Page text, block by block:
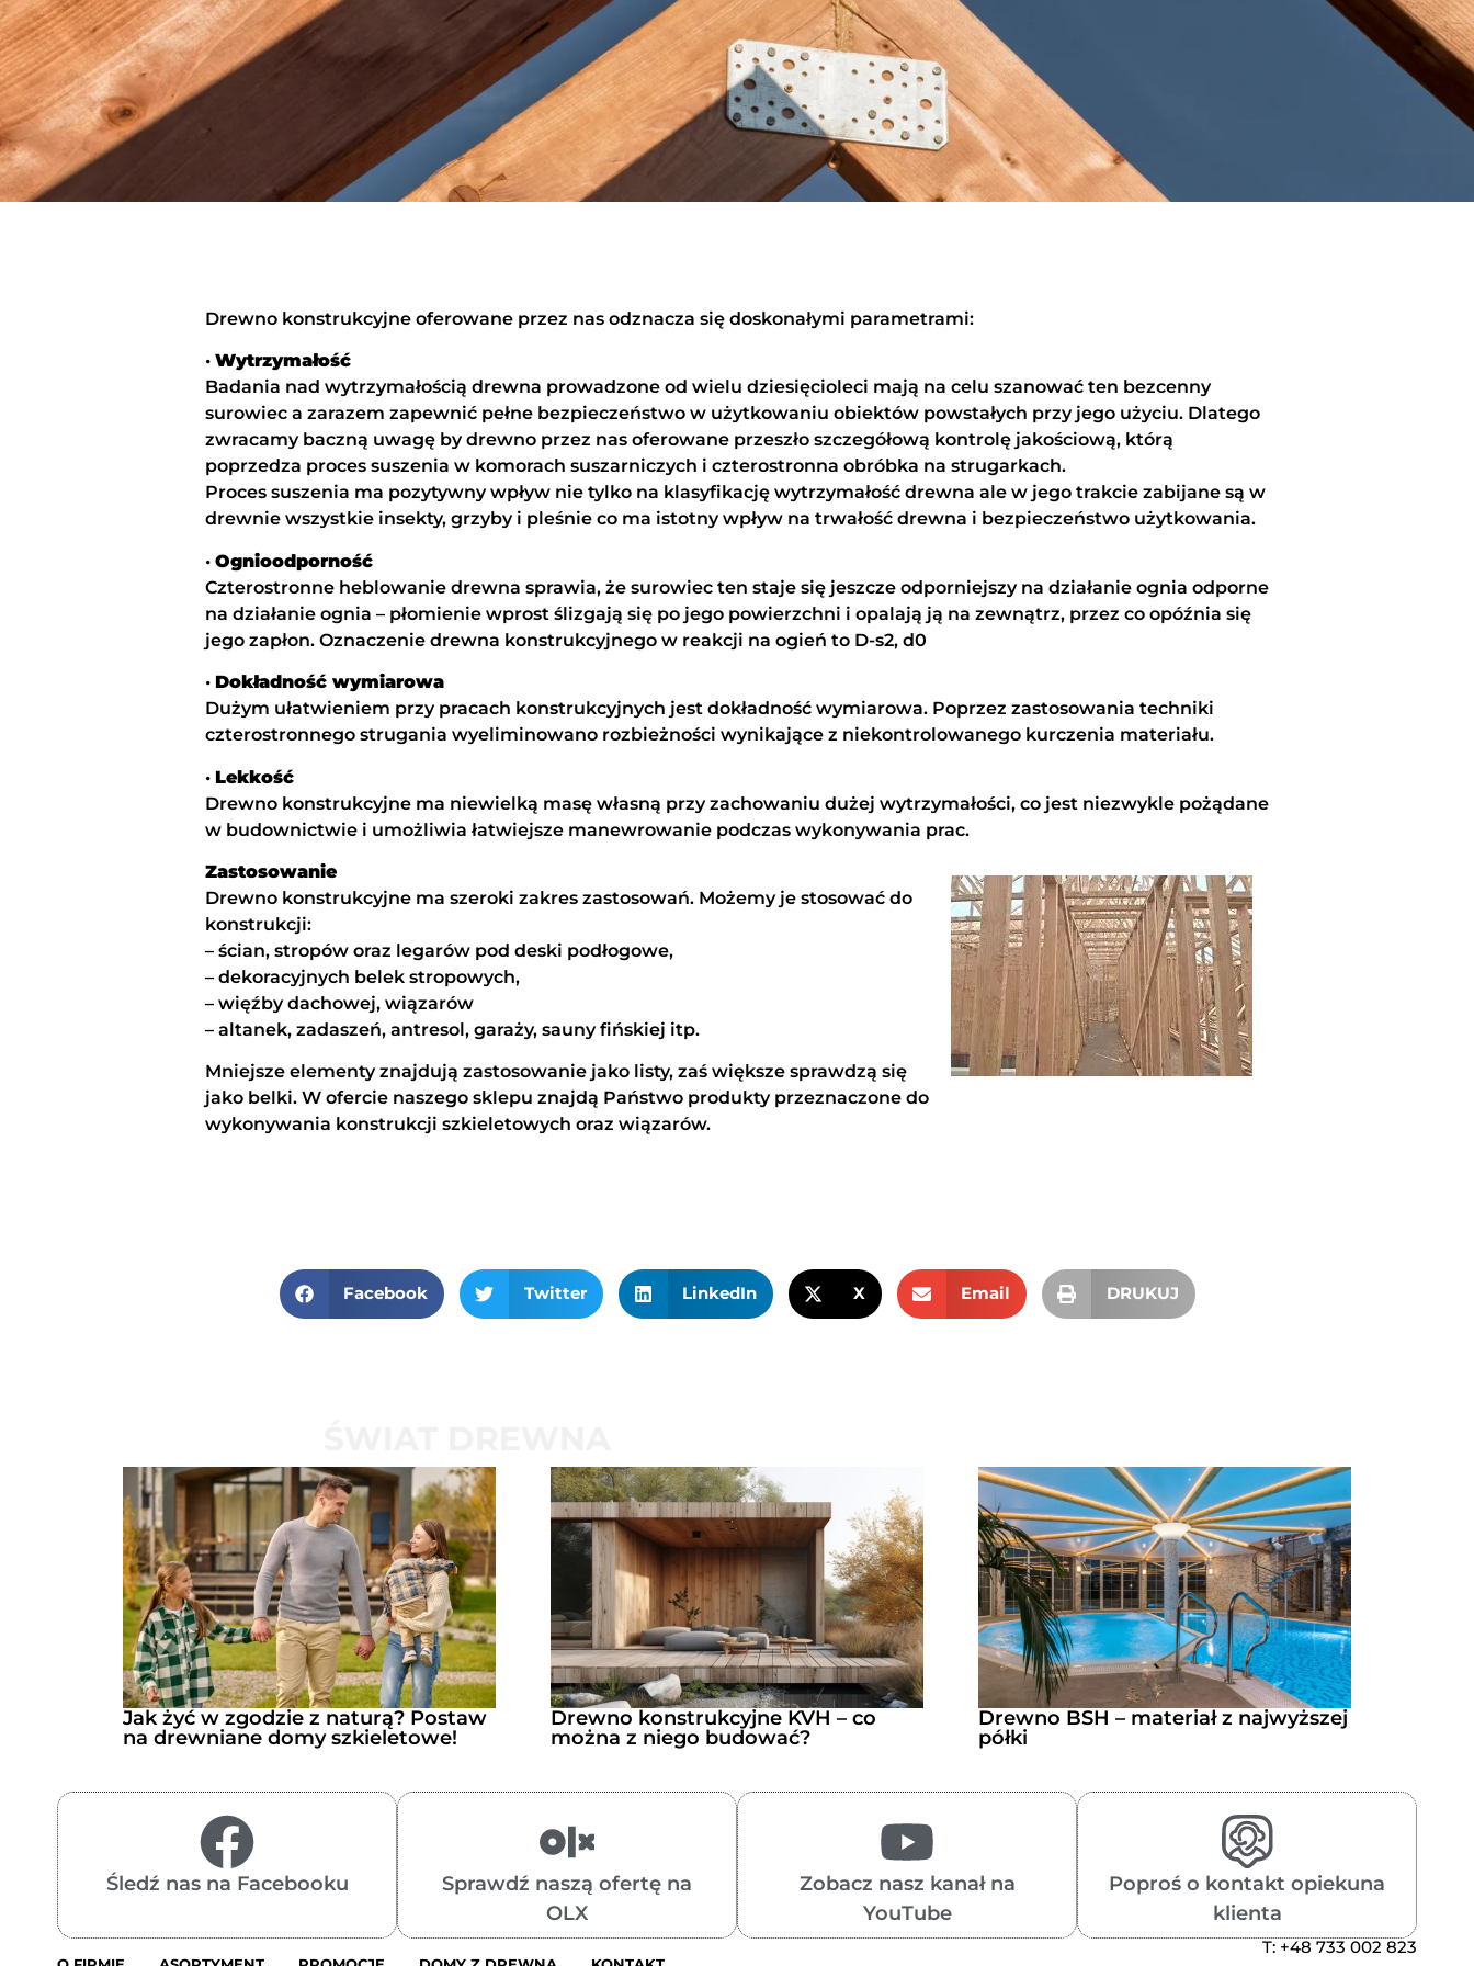
Drewno konstrukcyjne oferowane przez nas odznacza się doskonałymi parametrami:
• Wytrzymałość
Badania nad wytrzymałością drewna prowadzone od wielu dziesięcioleci mają na celu szanować ten bezcenny
surowiec a zarazem zapewnić pełne bezpieczeństwo w użytkowaniu obiektów powstałych przy jego użyciu. Dlatego
zwracamy baczną uwagę by drewno przez nas oferowane przeszło szczegółową kontrolę jakościową, którą
poprzedza proces suszenia w komorach suszarniczych i czterostronna obróbka na strugarkach.
Proces suszenia ma pozytywny wpływ nie tylko na klasyfikację wytrzymałość drewna ale w jego trakcie zabijane są w
drewnie wszystkie insekty, grzyby i pleśnie co ma istotny wpływ na trwałość drewna i bezpieczeństwo użytkowania.
• Ognioodporność
Czterostronne heblowanie drewna sprawia, że surowiec ten staje się jeszcze odporniejszy na działanie ognia odporne
na działanie ognia – płomienie wprost ślizgają się po jego powierzchni i opalają ją na zewnątrz, przez co opóźnia się
jego zapłon. Oznaczenie drewna konstrukcyjnego w reakcji na ogień to D-s2, d0
• Dokładność wymiarowa
Dużym ułatwieniem przy pracach konstrukcyjnych jest dokładność wymiarowa. Poprzez zastosowania techniki
czterostronnego strugania wyeliminowano rozbieżności wynikające z niekontrolowanego kurczenia materiału.
• Lekkość
Drewno konstrukcyjne ma niewielką masę własną przy zachowaniu dużej wytrzymałości, co jest niezwykle pożądane
w budownictwie i umożliwia łatwiejsze manewrowanie podczas wykonywania prac.
Zastosowanie
Drewno konstrukcyjne ma szeroki zakres zastosowań. Możemy je stosować do
konstrukcji:
– ścian, stropów oraz legarów pod deski podłogowe,
– dekoracyjnych belek stropowych,
– więźby dachowej, wiązarów
– altanek, zadaszeń, antresol, garaży, sauny fińskiej itp.
Mniejsze elementy znajdują zastosowanie jako listy, zaś większe sprawdzą się
jako belki. W ofercie naszego sklepu znajdą Państwo produkty przeznaczone do
wykonywania konstrukcji szkieletowych oraz wiązarów.
Facebook Twitter LinkedIn X Email DRUKUJ
Jak żyć w zgodzie z naturą? Postaw
na drewniane domy szkieletowe!
Drewno konstrukcyjne KVH – co
można z niego budować?
Drewno BSH – materiał z najwyższej
półki
Śledź nas na Facebooku
Sprawdź naszą ofertę na
OLX
Zobacz nasz kanał na
YouTube
Poproś o kontakt opiekuna
klienta
T: +48 733 002 823